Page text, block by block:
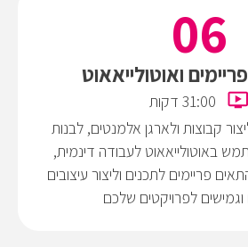
ואוטולייאאוט
קבוצות ולארגן אלמנטים, לבנות
באוטולייאאוט לעבודה דינמית,
פריימים לתכנים וליצור עיצובים
לפרויקטים שלכם
31:00 דקות